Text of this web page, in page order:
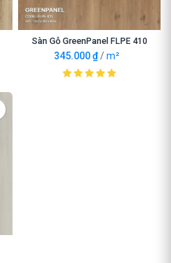
Sàn Gỗ GreenPanel FLPE 410
345.000₫ /m²